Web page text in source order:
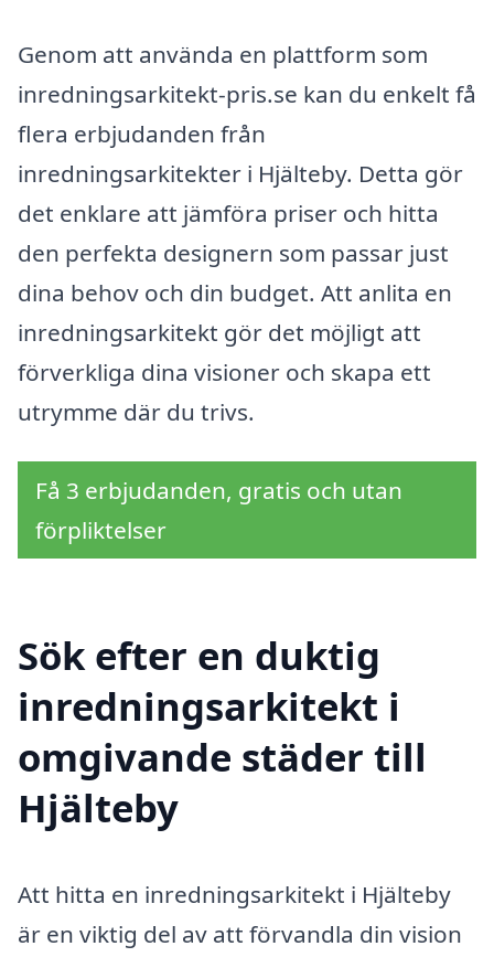
Genom att använda en plattform som
inredningsarkitekt-pris.se kan du enkelt få
flera erbjudanden från
inredningsarkitekter i Hjälteby. Detta gör
det enklare att jämföra priser och hitta
den perfekta designern som passar just
dina behov och din budget. Att anlita en
inredningsarkitekt gör det möjligt att
förverkliga dina visioner och skapa ett
utrymme där du trivs.
Få 3 erbjudanden, gratis och utan
förpliktelser
Sök efter en duktig
inredningsarkitekt i
omgivande städer till
Hjälteby
Att hitta en inredningsarkitekt i Hjälteby
är en viktig del av att förvandla din vision